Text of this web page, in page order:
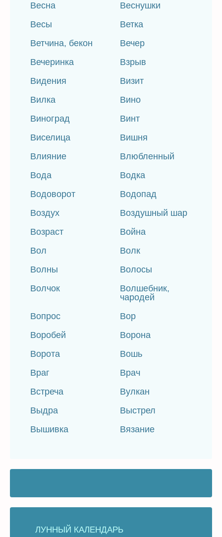
Весна
Веснушки
Весы
Ветка
Ветчина, бекон
Вечер
Вечеринка
Взрыв
Видения
Визит
Вилка
Вино
Виноград
Винт
Виселица
Вишня
Влияние
Влюбленный
Вода
Водка
Водоворот
Водопад
Воздух
Воздушный шар
Возраст
Война
Вол
Волк
Волны
Волосы
Волчок
Волшебник,
чародей
Вопрос
Вор
Воробей
Ворона
Ворота
Вошь
Враг
Врач
Встреча
Вулкан
Выдра
Выстрел
Вышивка
Вязание
ЛУННЫЙ КАЛЕНДАРЬ